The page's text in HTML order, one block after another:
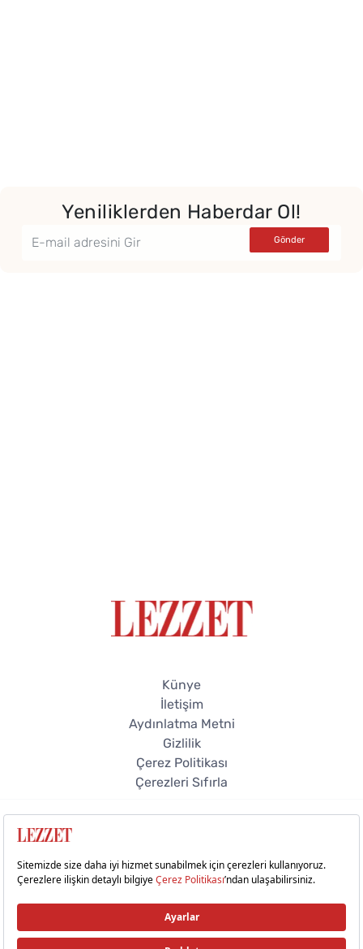
Yeniliklerden Haberdar Ol!
Künye
İletişim
Aydınlatma Metni
Gizlilik
Çerez Politikası
Çerezleri Sıfırla
© 2026 Lezzet Online. Tüm hakları saklıdır.